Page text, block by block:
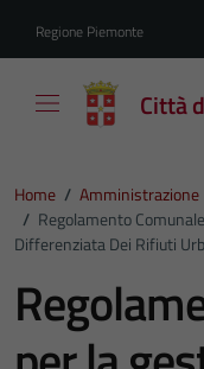
Regione Piemonte
Città
Home / Amministrazione
/ Regolamento
Differenziata Dei Rifiuti